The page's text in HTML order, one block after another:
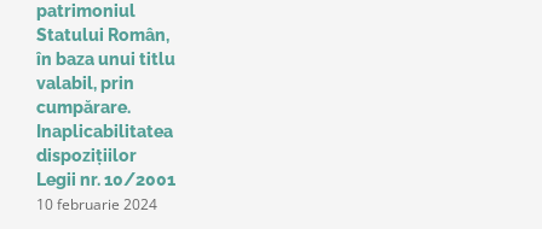
patrimoniul
Statului Român,
în baza unui titlu
valabil, prin
cumpărare.
Inaplicabilitatea
dispozițiilor
Legii nr. 10/2001
10 februarie 2024